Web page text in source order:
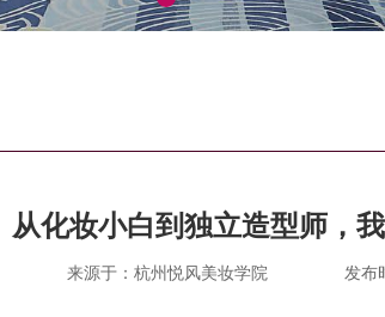
从化妆小白到独立造型师，
来源于：杭州悦风美妆学院 发布